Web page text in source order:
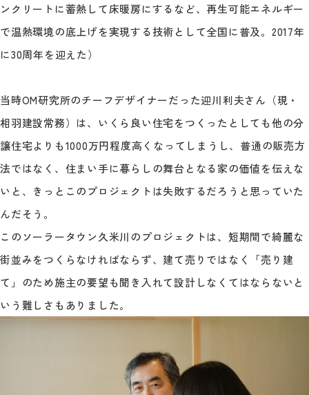
ンクリートに蓄熱して床暖房にするなど、再生可能エネルギー
で温熱環境の底上げを実現する技術として全国に普及。2017年
に30周年を迎えた）
当時OM研究所のチーフデザイナーだった迎川利夫さん（現・
相羽建設常務）は、いくら良い住宅をつくったとしても他の分
譲住宅よりも1000万円程度高くなってしまうし、普通の販売方
法ではなく、住まい手に暮らしの舞台となる家の価値を伝えな
いと、きっとこのプロジェクトは失敗するだろうと思っていた
んだそう。
このソーラータウン久米川のプロジェクトは、短期間で綺麗な
街並みをつくらなければならず、建て売りではなく「売り建
て」のため施主の要望も聞き入れて設計しなくてはならないと
いう難しさもありました。